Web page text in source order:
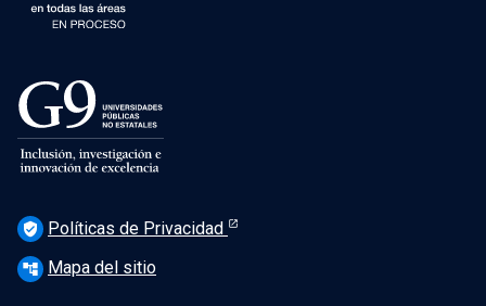
verified_user Políticas de Privacidad
account_tree Mapa del sitio